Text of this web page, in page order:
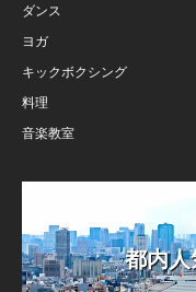
ダンス
ヨガ
キックボクシング
料理
音楽教室
都内人